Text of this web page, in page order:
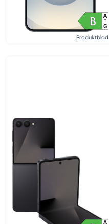
Produktblad